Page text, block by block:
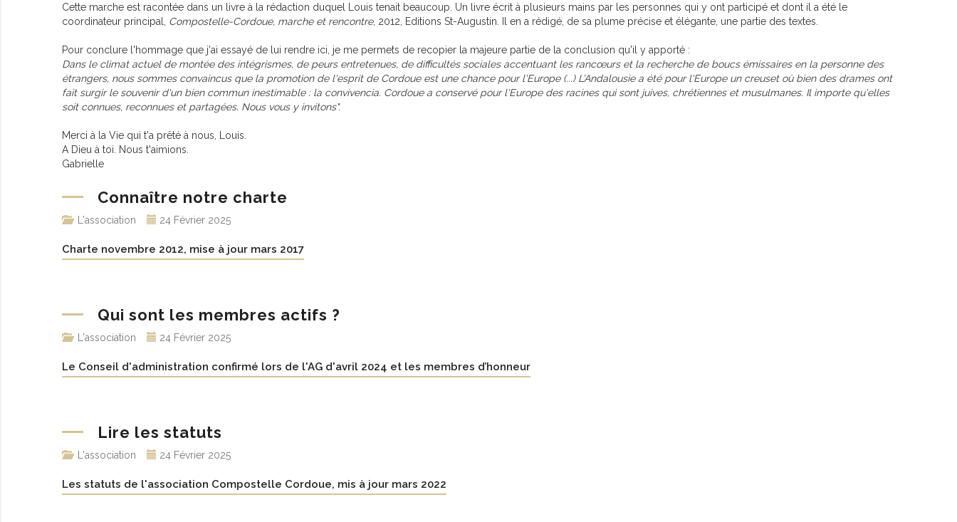
Cette marche est racontée dans un livre à la rédaction duquel Louis tenait beaucoup. Un livre écrit à plusieurs mains par les personnes qui y ont participé et dont il a été le
coordinateur principal, Compostelle-Cordoue, marche et rencontre, 2012, Editions St-Augustin. Il en a rédigé, de sa plume précise et élégante, une partie des textes.
Pour conclure l'hommage que j'ai essayé de lui rendre ici, je me permets de recopier la majeure partie de la conclusion qu'il y apporté :
Dans le climat actuel de montée des intégrismes, de peurs entretenues, de difficultés sociales accentuant les rancœurs et la recherche de boucs émissaires en la personne des
étrangers, nous sommes convaincus que la promotion de l'esprit de Cordoue est une chance pour l'Europe (...) L’Andalousie a été pour l'Europe un creuset où bien des drames ont
fait surgir le souvenir d'un bien commun inestimable : la convivencia. Cordoue a conservé pour l'Europe des racines qui sont juives, chrétiennes et musulmanes. Il importe qu'elles
soit connues, reconnues et partagées. Nous vous y invitons".
Merci à la Vie qui t'a prêté à nous, Louis.
A Dieu à toi. Nous t'aimions.
Gabrielle
Connaître notre charte
L'association 24 Février 2025
Charte novembre 2012, mise à jour mars 2017
Qui sont les membres actifs ?
L'association 24 Février 2025
Le Conseil d'administration confirmé lors de l'AG d'avril 2024 et les membres d’honneur
Lire les statuts
L'association 24 Février 2025
Les statuts de l'association Compostelle Cordoue, mis à jour mars 2022